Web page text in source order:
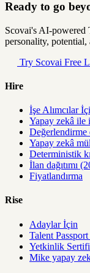
Ready to go
Scovai's AI-powered
personality,
Try Scovai Free
Hire
İşe Alımcılar
Yapay zekâ ile
Değerlendirme
Yapay zekâ
Deterministik
İlan dağıtımı
Fiyatlandırma
Rise
Adaylar İçin
Talent
Yetkinlik
Mike yapay